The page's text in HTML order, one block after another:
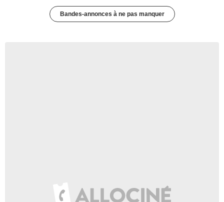
Bandes-annonces à ne pas manquer